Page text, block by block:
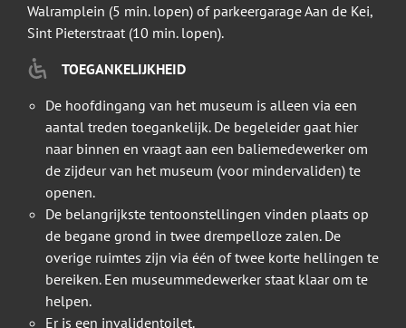
Walramplein (5 min. lopen) of parkeergarage Aan de Kei,
Sint Pieterstraat (10 min. lopen).
TOEGANKELIJKHEID
De hoofdingang van het museum is alleen via een
aantal treden toegankelijk. De begeleider gaat hier
naar binnen en vraagt aan een baliemedewerker om
de zijdeur van het museum (voor mindervaliden) te
openen.
De belangrijkste tentoonstellingen vinden plaats op
de begane grond in twee drempelloze zalen. De
overige ruimtes zijn via één of twee korte hellingen te
bereiken. Een museummedewerker staat klaar om te
helpen.
Er is een invalidentoilet.